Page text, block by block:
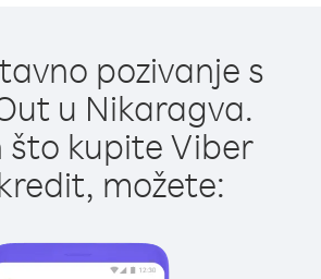
pozivanje s
u Nikaragva.
što kupite Viber
možete: